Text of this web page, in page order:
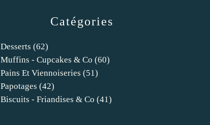
Catégories
Desserts (62)
Muffins - Cupcakes & Co (60)
Pains Et Viennoiseries (51)
Papotages (42)
Biscuits - Friandises & Co (41)